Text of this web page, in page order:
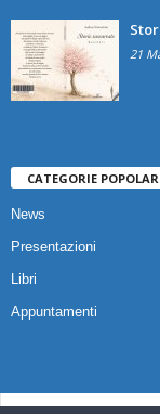
21
CATEGORIE
News
Presentazioni
Libri
Appuntamenti